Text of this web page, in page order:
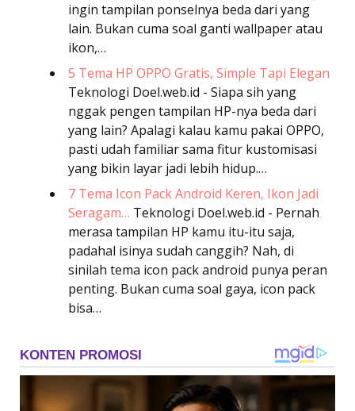
ingin tampilan ponselnya beda dari yang
lain. Bukan cuma soal ganti wallpaper atau
ikon,…
5 Tema HP OPPO Gratis, Simple Tapi Elegan
Teknologi Doel.web.id - Siapa sih yang
nggak pengen tampilan HP-nya beda dari
yang lain? Apalagi kalau kamu pakai OPPO,
pasti udah familiar sama fitur kustomisasi
yang bikin layar jadi lebih hidup.…
7 Tema Icon Pack Android Keren, Ikon Jadi
Seragam… Teknologi Doel.web.id - Pernah
merasa tampilan HP kamu itu-itu saja,
padahal isinya sudah canggih? Nah, di
sinilah tema icon pack android punya peran
penting. Bukan cuma soal gaya, icon pack
bisa…